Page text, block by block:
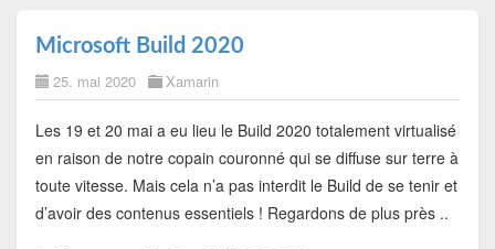
Microsoft Build 2020
25. mai 2020 Xamarin
Les 19 et 20 mai a eu lieu le Build 2020 totalement virtualisé
en raison de notre copain couronné qui se diffuse sur terre à
toute vitesse. Mais cela n’a pas interdit le Build de se tenir et
d’avoir des contenus essentiels ! Regardons de plus près ..